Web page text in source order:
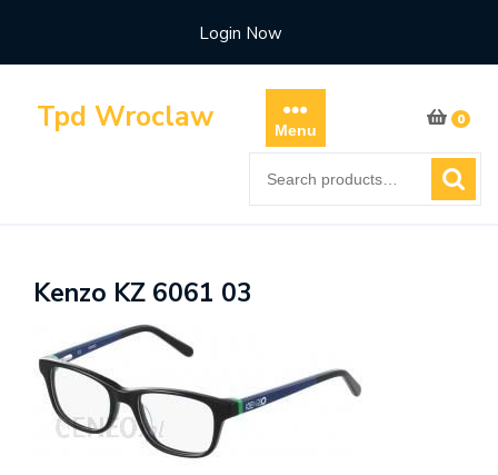
content
Login Now
Tpd Wroclaw Menu
0
for:
Kenzo KZ 6061 03